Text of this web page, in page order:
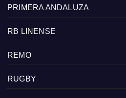
PRIMERA ANDALUZA
RB LINENSE
REMO
RUGBY